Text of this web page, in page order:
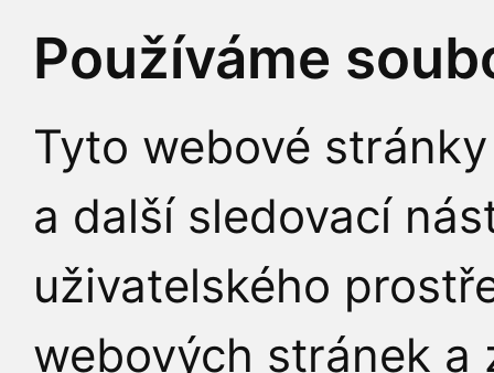
Používáme
Tyto webové
a další sledovací
uživatelského
webových stránek a